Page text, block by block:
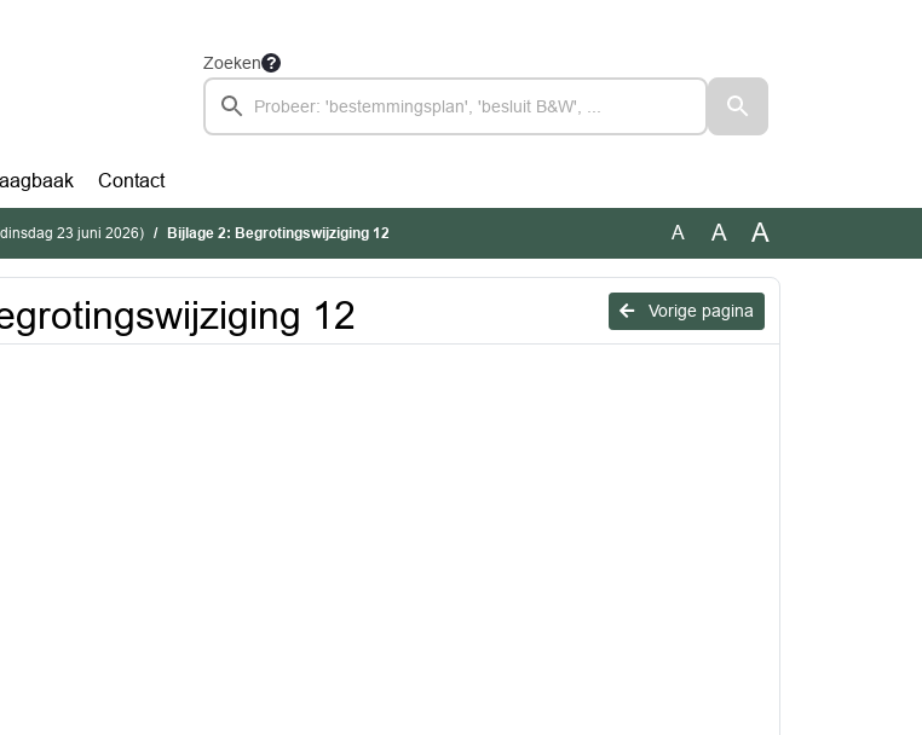
Zoeken
Contact
23 juni 2026) Bijlage 2: Begrotingswijziging 12 A A A
Vorige pagina
12